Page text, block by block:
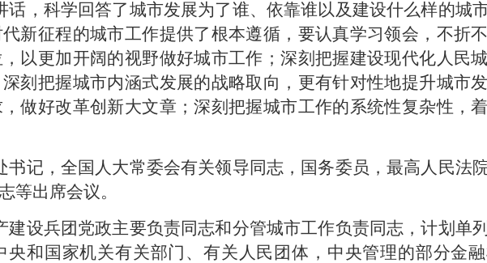
，科学回答了城市发展为了谁、依靠谁以及建设什么样的城
新征程的城市工作提供了根本遵循，要认真学习领会，不折
以更加开阔的视野做好城市工作；深刻把握建设现代化人民
刻把握城市内涵式发展的战略取向，更有针对性地提升城市
做好改革创新大文章；深刻把握城市工作的系统性复杂性，
记，全国人大常委会有关领导同志，国务委员，最高人民法
等出席会议。
设兵团党政主要负责同志和分管城市工作负责同志，计划单
和国家机关有关部门、有关人民团体，中央管理的部分金